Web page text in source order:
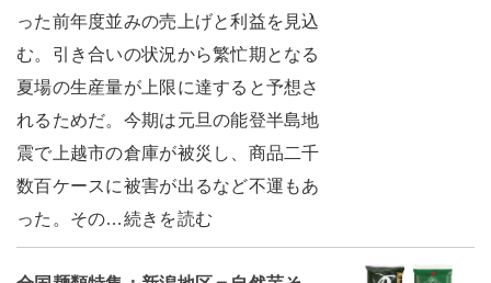
った前年度並みの売上げと利益を見込
む。引き合いの状況から繁忙期となる
夏場の生産量が上限に達すると予想さ
れるためだ。今期は元旦の能登半島地
震で上越市の倉庫が被災し、商品二千
数百ケースに被害が出るなど不運もあ
った。その…続きを読む